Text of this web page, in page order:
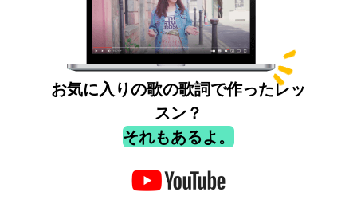
お気に入りの歌の歌詞で作ったレッ
スン？
それもあるよ。